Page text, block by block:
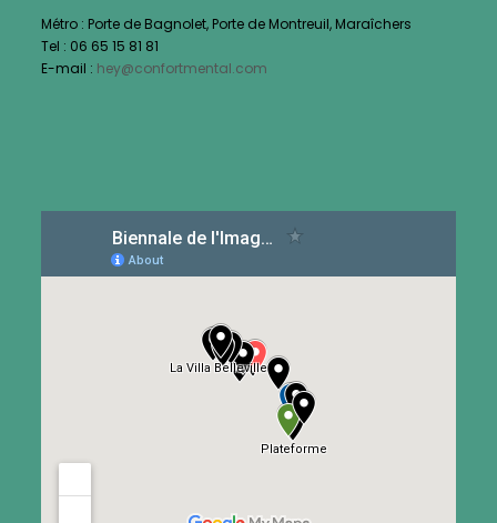
Métro : Porte de Bagnolet, Porte de Montreuil, Maraîchers
Tel : 06 65 15 81 81
E-mail : hey@confortmental.com